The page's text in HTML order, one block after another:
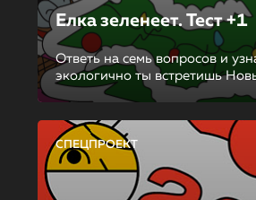
Елка зеленеет. Тест +1
Ответь на семь вопросов и
экологично ты встретишь
СПЕЦПРОЕКТ